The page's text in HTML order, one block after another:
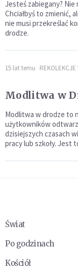
Jesteś zabiegany? Nie
Chciałbyś to zmienić,
nie musi przekreślać
drodze.
15 lat temu
Modlitwa w
Modlitwa w drodze to
użytkowników
dzisiejszych czasach
pracy lub szkoły. Jest
Świat
Po godzinach
Kościół